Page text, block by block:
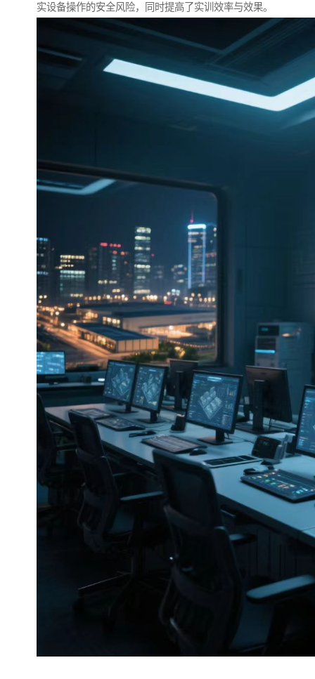
实设备操作的安全风险，同时提高了实训效率与效果。